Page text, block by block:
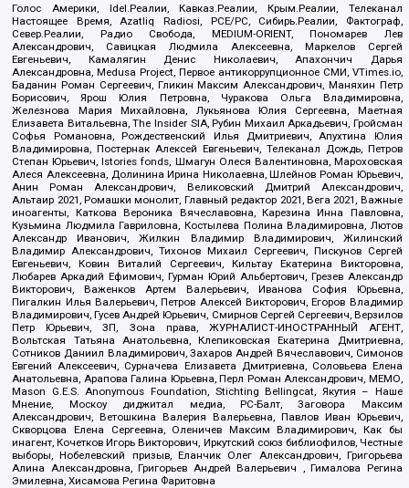
Голос Америки, Idel.Реалии, Кавказ.Реалии, Крым.Реалии, Телеканал
Настоящее Время, Azatliq Radiosi, PCE/PC, Сибирь.Реалии, Фактограф,
Север.Реалии, Радио Свобода, MEDIUM-ORIENT, Пономарев Лев
Александрович, Савицкая Людмила Алексеевна, Маркелов Сергей
Евгеньевич, Камалягин Денис Николаевич, Апахончич Дарья
Александровна, Medusa Project, Первое антикоррупционное СМИ, VTimes.io,
Баданин Роман Сергеевич, Гликин Максим Александрович, Маняхин Петр
Борисович, Ярош Юлия Петровна, Чуракова Ольга Владимировна,
Железнова Мария Михайловна, Лукьянова Юлия Сергеевна, Маетная
Елизавета Витальевна, The Insider SIA, Рубин Михаил Аркадьевич, Гройсман
Софья Романовна, Рождественский Илья Дмитриевич, Апухтина Юлия
Владимировна, Постернак Алексей Евгеньевич, Телеканал Дождь, Петров
Степан Юрьевич, Istories fonds, Шмагун Олеся Валентиновна, Мароховская
Алеся Алексеевна, Долинина Ирина Николаевна, Шлейнов Роман Юрьевич,
Анин Роман Александрович, Великовский Дмитрий Александрович,
Альтаир 2021, Ромашки монолит, Главный редактор 2021, Вега 2021, Важные
иноагенты, Каткова Вероника Вячеславовна, Карезина Инна Павловна,
Кузьмина Людмила Гавриловна, Костылева Полина Владимировна, Лютов
Александр Иванович, Жилкин Владимир Владимирович, Жилинский
Владимир Александрович, Тихонов Михаил Сергеевич, Пискунов Сергей
Евгеньевич, Ковин Виталий Сергеевич, Кильтау Екатерина Викторовна,
Любарев Аркадий Ефимович, Гурман Юрий Альбертович, Грезев Александр
Викторович, Важенков Артем Валерьевич, Иванова София Юрьевна,
Пигалкин Илья Валерьевич, Петров Алексей Викторович, Егоров Владимир
Владимирович, Гусев Андрей Юрьевич, Смирнов Сергей Сергеевич, Верзилов
Петр Юрьевич, ЗП, Зона права, ЖУРНАЛИСТ-ИНОСТРАННЫЙ АГЕНТ,
Вольтская Татьяна Анатольевна, Клепиковская Екатерина Дмитриевна,
Сотников Даниил Владимирович, Захаров Андрей Вячеславович, Симонов
Евгений Алексеевич, Сурначева Елизавета Дмитриевна, Соловьева Елена
Анатольевна, Арапова Галина Юрьевна, Перл Роман Александрович, МЕМО,
Mason G.E.S. Anonymous Foundation, Stichting Bellingcat, Якутия – Наше
Мнение, Москоу диджитал медиа, РС-Балт, Заговора Максим
Александрович, Ветошкина Валерия Валерьевна, Павлов Иван Юрьевич,
Скворцова Елена Сергеевна, Оленичев Максим Владимирович, Как бы
инагент, Кочетков Игорь Викторович, Иркутский союз библиофилов, Честные
выборы, Нобелевский призыв, Еланчик Олег Александрович, Григорьева
Алина Александровна, Григорьев Андрей Валерьевич , Гималова Регина
Эмилевна, Хисамова Регина Фаритовна